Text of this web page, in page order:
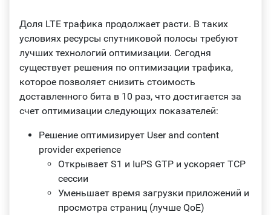
Доля LTE трафика продолжает расти. В таких
условиях ресурсы спутниковой полосы требуют
лучших технологий оптимизации. Сегодня
существует решения по оптимизации трафика,
которое позволяет снизить стоимость
доставленного бита в 10 раз, что достигается за
счет оптимизации следующих показателей:
Решение оптимизирует User and content
provider experience
Открывает S1 и IuPS GTP и ускоряет TCP
сессии
Уменьшает время загрузки приложений и
просмотра страниц (лучше QoE)